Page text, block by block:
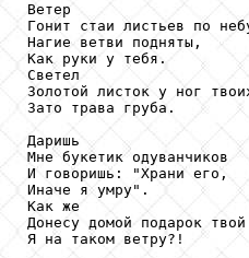
Ветер
Гонит стаи листьев по
Нагие ветви подняты,
Как руки у тебя.
Светел
Золотой листок у ног
Зато трава груба.
Даришь
Мне букетик одуванчиков
И говоришь: "Храни его,
Иначе я умру".
Как же
Донесу домой подарок твой
Я на таком ветру?!